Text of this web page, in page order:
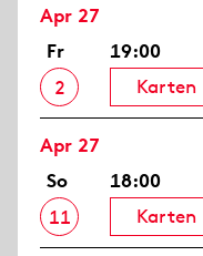
Apr 27
Fr
2
19:00
Karten
Apr 27
So
11
18:00
Karten